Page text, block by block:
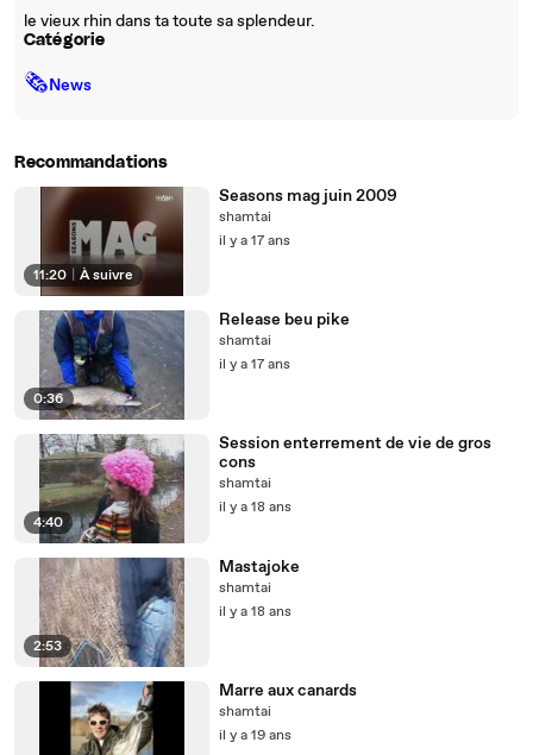
le vieux rhin dans ta toute sa splendeur.
Catégorie
🗞News
Recommandations
11:20 À suivre
Seasons mag juin 2009
shamtai
il y a 17 ans
0:36
Release beu pike
shamtai
il y a 17 ans
4:40
Session enterrement de vie de gros
cons
shamtai
il y a 18 ans
2:53
Mastajoke
shamtai
il y a 18 ans
Marre aux canards
shamtai
il y a 19 ans